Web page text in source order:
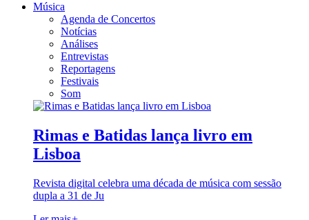
Música
Agenda de Concertos
Notícias
Análises
Entrevistas
Reportagens
Festivais
Som
Rimas e Batidas lança livro em
Lisboa
Revista digital celebra uma década de música com sessão
dupla a 31 de Ju